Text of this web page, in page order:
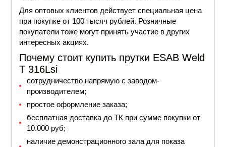
Для оптовых клиентов действует специальная цена
при покупке от 100 тысяч рублей. Розничные
покупатели тоже могут принять участие в других
интересных акциях.
Почему стоит купить прутки ESAB Weld
T 316Lsi
сотрудничество напрямую с заводом-
производителем;
простое оформление заказа;
бесплатная доставка до ТК при сумме покупки от
10.000 руб;
наличие демонстрационного зала для показа